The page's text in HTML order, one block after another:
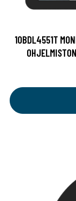
10BDL4551T